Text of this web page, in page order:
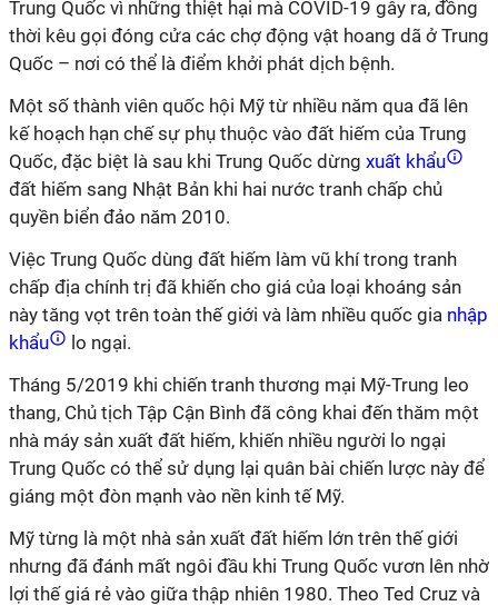
Trung Quốc vì những thiệt hại mà COVID-19 gây ra, đồng
thời kêu gọi đóng cửa các chợ động vật hoang dã ở Trung
Quốc – nơi có thể là điểm khởi phát dịch bệnh.
Một số thành viên quốc hội Mỹ từ nhiều năm qua đã lên
kế hoạch hạn chế sự phụ thuộc vào đất hiếm của Trung
Quốc, đặc biệt là sau khi Trung Quốc dừng xuất khẩu
đất hiếm sang Nhật Bản khi hai nước tranh chấp chủ
quyền biển đảo năm 2010.
Việc Trung Quốc dùng đất hiếm làm vũ khí trong tranh
chấp địa chính trị đã khiến cho giá của loại khoáng sản
này tăng vọt trên toàn thế giới và làm nhiều quốc gia nhập
khẩu
lo ngại.
Tháng 5/2019 khi chiến tranh thương mại Mỹ-Trung leo
thang, Chủ tịch Tập Cận Bình đã công khai đến thăm một
nhà máy sản xuất đất hiếm, khiến nhiều người lo ngại
Trung Quốc có thể sử dụng lại quân bài chiến lược này để
giáng một đòn mạnh vào nền kinh tế Mỹ.
Mỹ từng là một nhà sản xuất đất hiếm lớn trên thế giới
nhưng đã đánh mất ngôi đầu khi Trung Quốc vươn lên nhờ
lợi thế giá rẻ vào giữa thập nhiên 1980. Theo Ted Cruz và